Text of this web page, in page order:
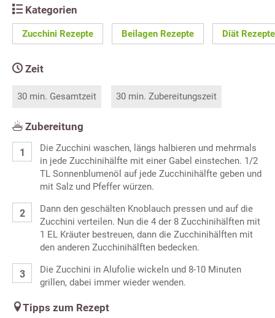
Kategorien
Zucchini Rezepte Beilagen Rezepte Diät Rezepte
Zeit
30 min. Gesamtzeit 30 min. Zubereitungszeit
Zubereitung
Die Zucchini waschen, längs halbieren und mehrmals
in jede Zucchinihälfte mit einer Gabel einstechen. 1/2
TL Sonnenblumenöl auf jede Zucchinihälfte geben und
mit Salz und Pfeffer würzen.
Dann den geschälten Knoblauch pressen und auf die
Zucchini verteilen. Nun die 4 der 8 Zucchinihälften mit
1 EL Kräuter bestreuen, dann die Zucchinihälften mit
den anderen Zucchinihälften bedecken.
Die Zucchini in Alufolie wickeln und 8-10 Minuten
grillen, dabei immer wieder wenden.
Tipps zum Rezept